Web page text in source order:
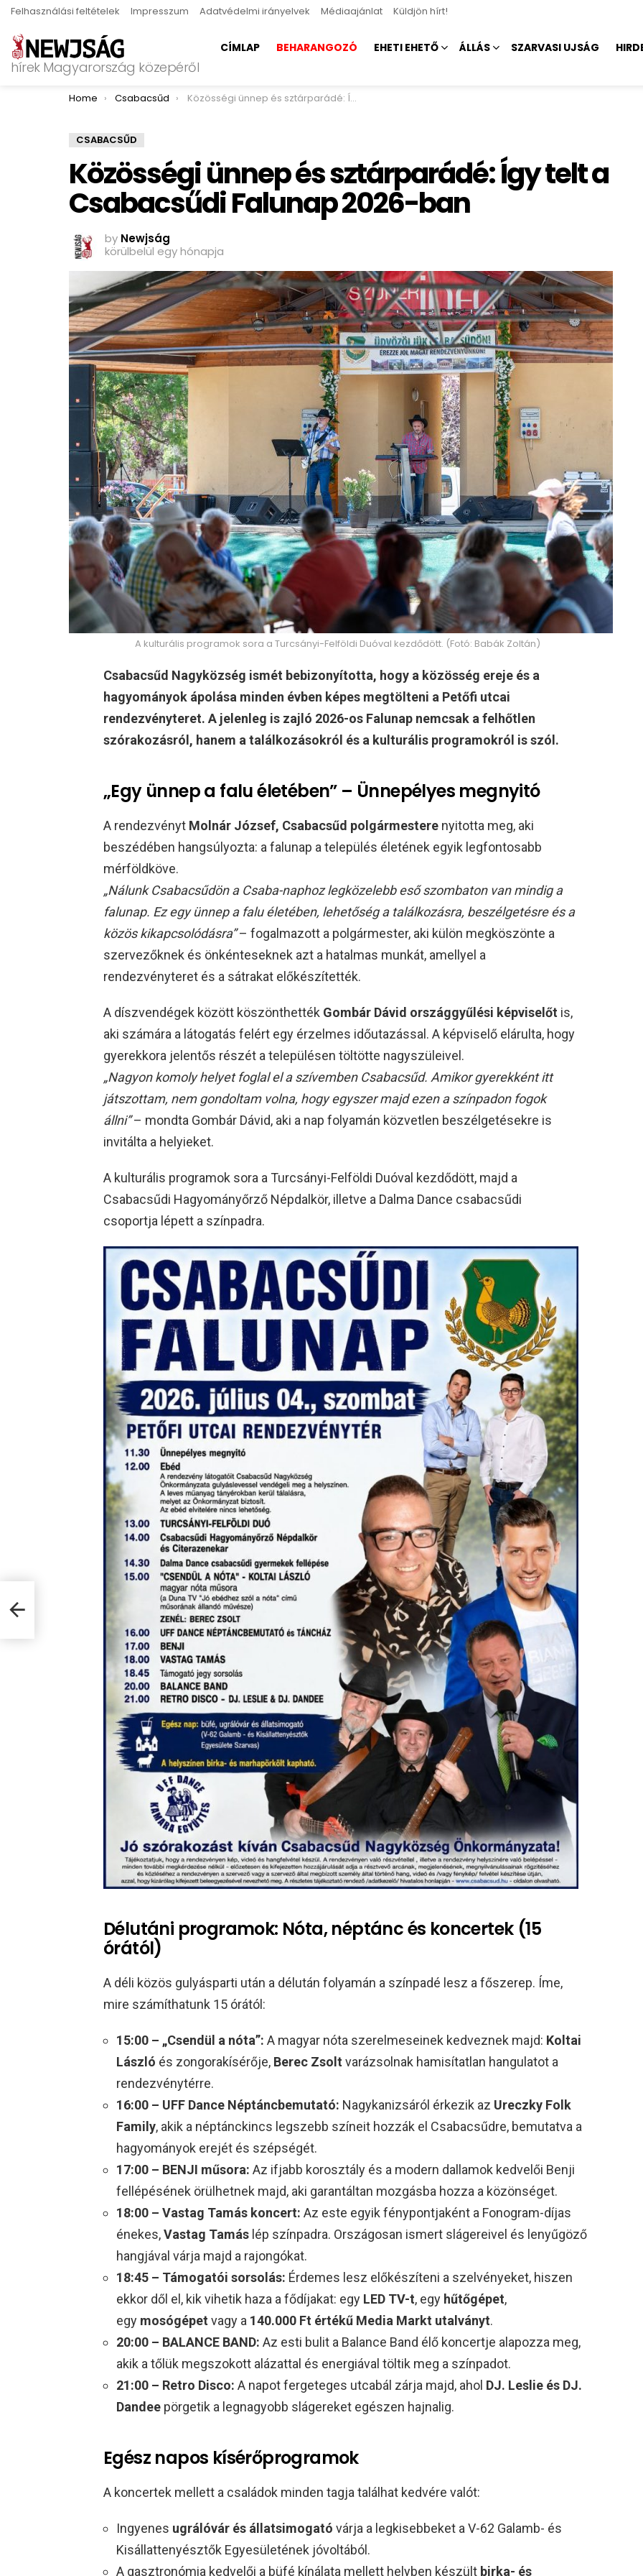
Felhasználási feltételek Impresszum Adatvédelmi irányelvek Médiaajánlat Küldjön hírt!
hírek Magyarország közepéről
CÍMLAP BEHARANGOZÓ EHETI EHETŐ ÁLLÁS SZARVASI UJSÁG
You are here:
Home Csabacsűd Közösségi ünnep és sztárparádé: Így telt a Csabacsűdi Falunap 2026-ban
CSABACSŰD
Közösségi ünnep és sztárparádé: Így telt a
Csabacsűdi Falunap 2026-ban
by Newjság
körülbelül egy hónapja
A kulturális programok sora a Turcsányi-Felföldi Duóval kezdődött. (Fotó: Babák Zoltán)
Csabacsűd Nagyközség ismét bebizonyította, hogy a közösség ereje és a
hagyományok ápolása minden évben képes megtölteni a Petőfi utcai
rendezvényteret. A jelenleg is zajló 2026-os Falunap nemcsak a felhőtlen
szórakozásról, hanem a találkozásokról és a kulturális programokról is szól.
„Egy ünnep a falu életében” – Ünnepélyes megnyitó
A rendezvényt Molnár József, Csabacsűd polgármestere nyitotta meg, aki
beszédében hangsúlyozta: a falunap a település életének egyik legfontosabb
mérföldköve.
„Nálunk Csabacsűdön a Csaba-naphoz legközelebb eső szombaton van mindig a
falunap. Ez egy ünnep a falu életében, lehetőség a találkozásra, beszélgetésre és a
közös kikapcsolódásra”– fogalmazott a polgármester, aki külön megköszönte a
szervezőknek és önkénteseknek azt a hatalmas munkát, amellyel a
rendezvényteret és a sátrakat előkészítették.
A díszvendégek között köszönthették Gombár Dávid országgyűlési képviselőt is,
aki számára a látogatás felért egy érzelmes időutazással. A képviselő elárulta, hogy
gyerekkora jelentős részét a településen töltötte nagyszüleivel.
„Nagyon komoly helyet foglal el a szívemben Csabacsűd. Amikor gyerekként itt
játszottam, nem gondoltam volna, hogy egyszer majd ezen a színpadon fogok
állni”– mondta Gombár Dávid, aki a nap folyamán közvetlen beszélgetésekre is
invitálta a helyieket.
A kulturális programok sora a Turcsányi-Felföldi Duóval kezdődött, majd a
Csabacsűdi Hagyományőrző Népdalkör, illetve a Dalma Dance csabacsűdi
csoportja lépett a színpadra.
Délutáni programok: Nóta, néptánc és koncertek (15
órától)
A déli közös gulyásparti után a délután folyamán a színpadé lesz a főszerep. Íme,
mire számíthatunk 15 órától:
15:00 – „Csendül a nóta”: A magyar nóta szerelmeseinek kedveznek majd: Koltai
László és zongorakísérője, Berec Zsolt varázsolnak hamisítatlan hangulatot a
rendezvénytérre.
16:00 – UFF Dance Néptáncbemutató: Nagykanizsáról érkezik az Ureczky Folk
Family, akik a néptánckincs legszebb színeit hozzák el Csabacsűdre, bemutatva a
hagyományok erejét és szépségét.
17:00 – BENJI műsora: Az ifjabb korosztály és a modern dallamok kedvelői Benji
fellépésének örülhetnek majd, aki garantáltan mozgásba hozza a közönséget.
18:00 – Vastag Tamás koncert: Az este egyik fénypontjaként a Fonogram-díjas
énekes,Vastag Tamás lép színpadra. Országosan ismert slágereivel és lenyűgöző
hangjával várja majd a rajongókat.
18:45 – Támogatói sorsolás: Érdemes lesz előkészíteni a szelvényeket, hiszen
ekkor dől el, kik vihetik haza a fődíjakat: egy LED TV-t, egy hűtőgépet,
egy mosógépet vagy a 140.000 Ft értékű Media Markt utalványt.
20:00 – BALANCE BAND: Az esti bulit a Balance Band élő koncertje alapozza meg,
akik a tőlük megszokott alázattal és energiával töltik meg a színpadot.
21:00 – Retro Disco: A napot fergeteges utcabál zárja majd, ahol DJ. Leslie és DJ.
Dandee pörgetik a legnagyobb slágereket egészen hajnalig.
Egész napos kísérőprogramok
A koncertek mellett a családok minden tagja találhat kedvére valót:
Ingyenes ugrálóvár és állatsimogató várja a legkisebbeket a V-62 Galamb- és
Kisállattenyésztők Egyesületének jóvoltából.
A gasztronómia kedvelői a büfé kínálata mellett helyben készült birka- és